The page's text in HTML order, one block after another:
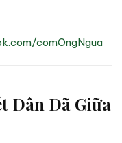
comOngNgua
Dân Dã Giữa